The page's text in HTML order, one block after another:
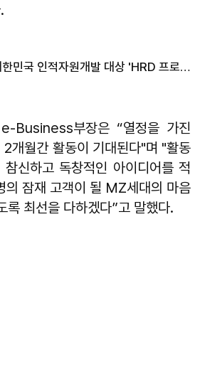
ABL생명, 2023 대한민국 인적자원개발 대상 'HRD 프로그램 대상' 수상
Business부장은 “열정을 가진
2개월간 활동이 기대된다"며 "활동
신하고 독창적인 아이디어를 적
의 잠재 고객이 될 MZ세대의 마음
록 최선을 다하겠다”고 말했다.